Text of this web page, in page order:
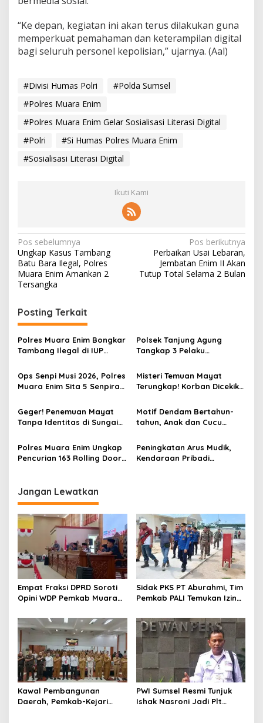
“Ke depan, kegiatan ini akan terus dilakukan guna
memperkuat pemahaman dan keterampilan digital
bagi seluruh personel kepolisian,” ujarnya. (Aal)
#Divisi Humas Polri
#Polda Sumsel
#Polres Muara Enim
#Polres Muara Enim Gelar Sosialisasi Literasi Digital
#Polri
#Si Humas Polres Muara Enim
#Sosialisasi Literasi Digital
Ikuti Kami
N
a
v
i
g
a
s
i
p
o
s
Pos sebelumnya
Ungkap Kasus Tambang
Batu Bara Ilegal, Polres
Muara Enim Amankan 2
Tersangka
Pos berikutnya
Perbaikan Usai Lebaran,
Jembatan Enim II Akan
Tutup Total Selama 2 Bulan
Posting Terkait
Polres Muara Enim Bongkar
Tambang Ilegal di IUP
Miliar
Polsek Tanjung Agung
Tangkap 3 Pelaku
Satu Masih DPO
Ops Senpi Musi 2026, Polres
Muara Enim Sita 5 Senpira
Tersangka
Misteri Temuan Mayat
Terungkap! Korban Dicekik
Tewas, Jasad Dibakar dan
Dibuang ke Sungai Enim
Geger! Penemuan Mayat
Tanpa Identitas di Sungai
Motif Dendam Bertahun-
tahun, Anak dan Cucu
Polres Muara Enim Ungkap
Pencurian 163 Rolling Door
Peningkatan Arus Mudik,
Kendaraan Pribadi
Jangan Lewatkan
Empat Fraksi DPRD Soroti
Opini WDP Pemkab Muara
Kelola Keuangan
Sidak PKS PT Aburahmi, Tim
Pemkab PALI Temukan Izin
Kawal Pembangunan
Daerah, Pemkab-Kejari
PWI Sumsel Resmi Tunjuk
Ishak Nasroni Jadi Plt